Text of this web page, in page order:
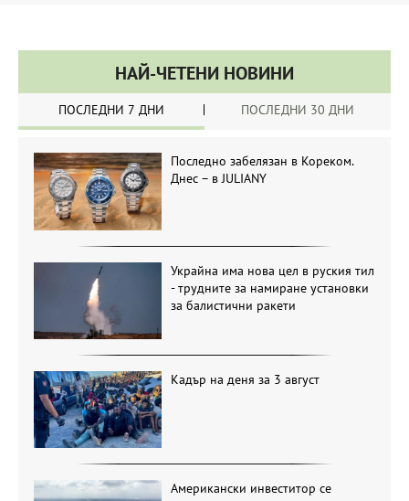
НАЙ-ЧЕТЕНИ НОВИНИ
ПОСЛЕДНИ 7 ДНИ ПОСЛЕДНИ 30 ДНИ
Последно забелязан в Кореком.
Днес – в JULIANY
Украйна има нова цел в руския тил
- трудните за намиране установки
за балистични ракети
Кадър на деня за 3 август
Американски инвеститор се